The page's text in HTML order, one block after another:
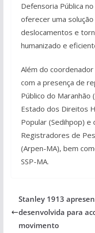
Defensoria Pública
oferecer uma
deslocamentos e
humanizado e
Além do coordenador
com a presença de
Público do Maranhão
Estado dos Direitos
Popular (Sedihpop) e
Registradores de
(Arpen-MA), bem
SSP-MA.
Stanley 1913
desenvolvida para
movimento